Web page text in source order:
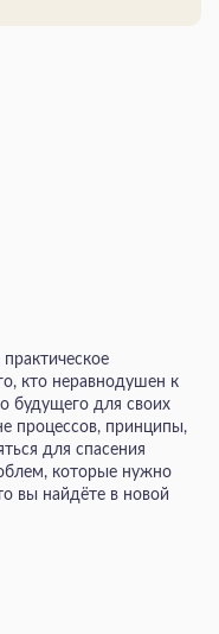
кто неравнодушен к
будущего для своих
процессов, принципы,
для спасения
которые нужно
вы найдёте в новой